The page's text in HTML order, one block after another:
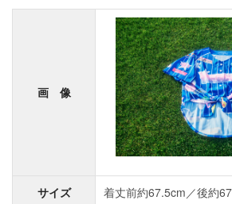
画 像
サイズ 着丈前約67.5cm／後約